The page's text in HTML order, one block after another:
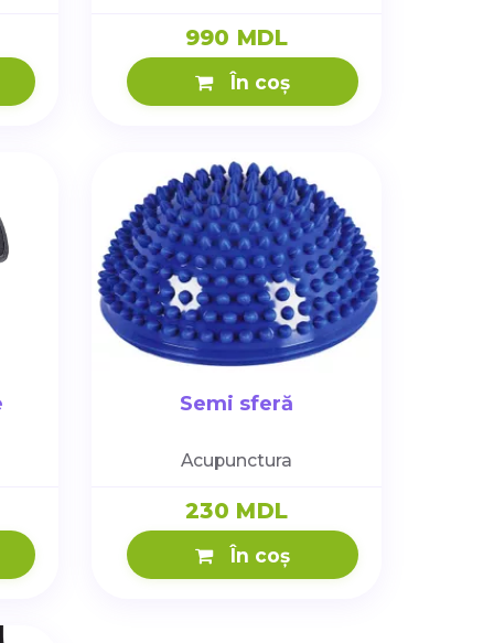
990 MDL
În coș
Semi sferă
Acupunctura
230 MDL
În coș